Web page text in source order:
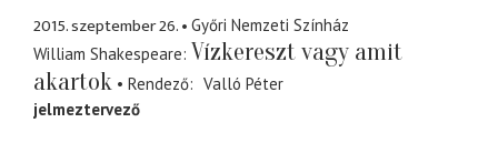
2015. szeptember 26.
Győri Nemzeti Színház
William Shakespeare Vízkereszt vagy amit
akartok
Rendező
Valló Péter
jelmeztervező